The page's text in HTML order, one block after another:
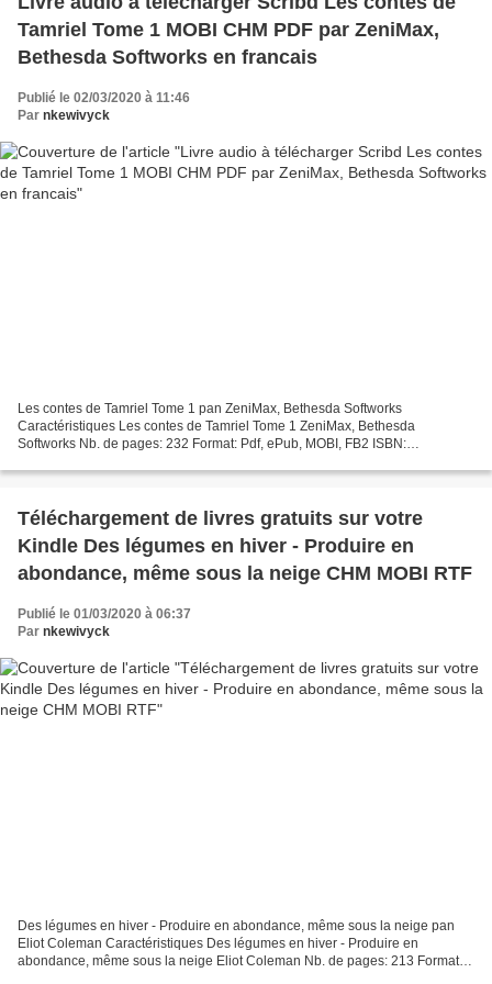
Tamriel Tome 1 MOBI CHM PDF par ZeniMax,
Bethesda Softworks en francais
Publié le 02/03/2020 à 11:46
Par nkewivyck
Les contes de Tamriel Tome 1 pan ZeniMax, Bethesda Softworks
Caractéristiques Les contes de Tamriel Tome 1 ZeniMax, Bethesda
Softworks Nb. de pages: 232 Format: Pdf, ePub, MOBI, FB2 ISBN:
Télécharger...
Téléchargement de livres gratuits sur votre
Kindle Des légumes en hiver - Produire en
abondance, même sous la neige CHM MOBI RTF
Publié le 01/03/2020 à 06:37
Par nkewivyck
Des légumes en hiver - Produire en abondance, même sous la neige pan
Eliot Coleman Caractéristiques Des légumes en hiver - Produire en
abondance, même sous la neige Eliot Coleman Nb. de pages: 213 Format: